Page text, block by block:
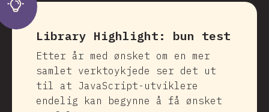
Library Highlight: bun test
Etter år med ønsket om en mer
samlet verktoykjede ser det ut
til at JavaScript-utviklere
endelig kan begynne å få ønsket